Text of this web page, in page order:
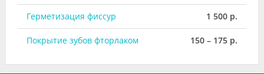
Герметизация фиссур 1 500 р.
Покрытие зубов фторлаком 150 – 175 р.